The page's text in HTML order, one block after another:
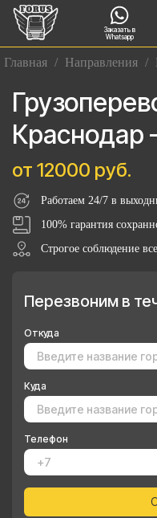
Заказать в
Whatsapp
Главная / Направления /
от 12000 руб.
Работаем 24/7 в
100% гарантия
Строгое соблюдение
Перезвоним в
Откуда
Куда
Телефон